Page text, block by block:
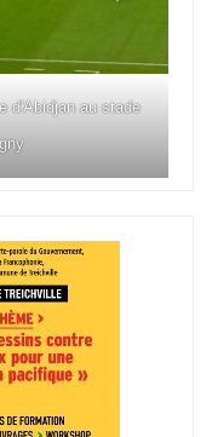
d'Abidjan au stade